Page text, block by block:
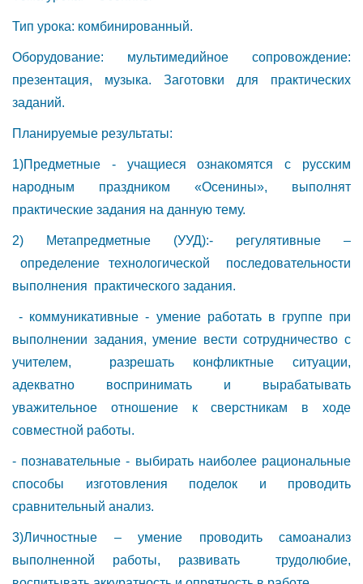
Тип урока: комбинированный.
Оборудование: мультимедийное сопровождение:
презентация, музыка. Заготовки для практических
заданий.
Планируемые результаты:
1)Предметные - учащиеся ознакомятся с русским
народным праздником «Осенины», выполнят
практические задания на данную тему.
2) Метапредметные (УУД):- регулятивные –
определение технологической последовательности
выполнения практического задания.
- коммуникативные - умение работать в группе при
выполнении задания, умение вести сотрудничество с
учителем, разрешать конфликтные ситуации,
адекватно воспринимать и вырабатывать
уважительное отношение к сверстникам в ходе
совместной работы.
- познавательные - выбирать наиболее рациональные
способы изготовления поделок и проводить
сравнительный анализ.
3)Личностные – умение проводить самоанализ
выполненной работы, развивать трудолюбие,